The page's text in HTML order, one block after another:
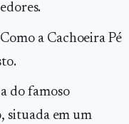
a Cachoeira Pé
do famoso
situada em um